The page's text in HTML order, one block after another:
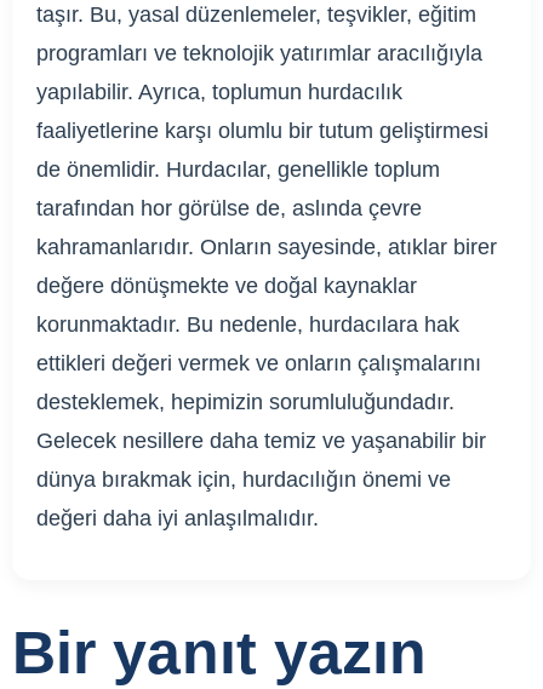
taşır. Bu, yasal düzenlemeler, teşvikler, eğitim
programları ve teknolojik yatırımlar aracılığıyla
yapılabilir. Ayrıca, toplumun hurdacılık
faaliyetlerine karşı olumlu bir tutum geliştirmesi
de önemlidir. Hurdacılar, genellikle toplum
tarafından hor görülse de, aslında çevre
kahramanlarıdır. Onların sayesinde, atıklar birer
değere dönüşmekte ve doğal kaynaklar
korunmaktadır. Bu nedenle, hurdacılara hak
ettikleri değeri vermek ve onların çalışmalarını
desteklemek, hepimizin sorumluluğundadır.
Gelecek nesillere daha temiz ve yaşanabilir bir
dünya bırakmak için, hurdacılığın önemi ve
değeri daha iyi anlaşılmalıdır.
Bir yanıt yazın